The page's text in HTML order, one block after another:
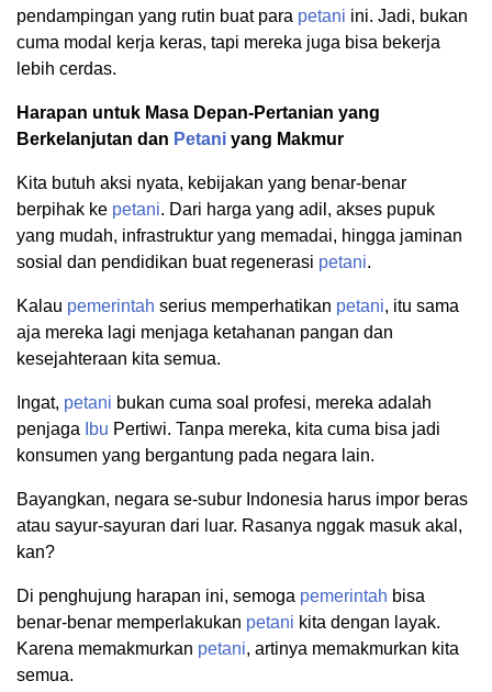
pendampingan yang rutin buat para petani ini. Jadi, bukan
cuma modal kerja keras, tapi mereka juga bisa bekerja
lebih cerdas.
Harapan untuk Masa Depan-Pertanian yang
Berkelanjutan dan Petani yang Makmur
Kita butuh aksi nyata, kebijakan yang benar-benar
berpihak ke petani. Dari harga yang adil, akses pupuk
yang mudah, infrastruktur yang memadai, hingga jaminan
sosial dan pendidikan buat regenerasi petani.
Kalau pemerintah serius memperhatikan petani, itu sama
aja mereka lagi menjaga ketahanan pangan dan
kesejahteraan kita semua.
Ingat, petani bukan cuma soal profesi, mereka adalah
penjaga
Ibu Pertiwi. Tanpa mereka, kita cuma bisa jadi
konsumen yang bergantung pada negara lain.
Bayangkan, negara se-subur Indonesia harus impor beras
atau sayur-sayuran dari luar. Rasanya nggak masuk akal,
kan?
Di penghujung harapan ini, semoga pemerintah bisa
benar-benar memperlakukan petani kita dengan layak.
Karena memakmurkan petani, artinya memakmurkan kita
semua.